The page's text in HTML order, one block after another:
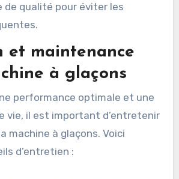
de qualité pour éviter les
et maintenance
à glaçons
performance optimale et une
vie, il est important d’entretenir
machine à glaçons. Voici
d’entretien :